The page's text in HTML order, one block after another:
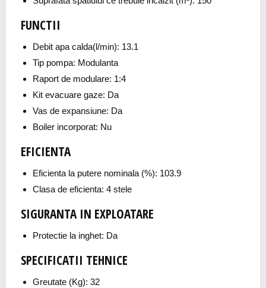
FUNCTII
Debit apa calda(l/min): 13.1
Tip pompa: Modulanta
Raport de modulare: 1:4
Kit evacuare gaze: Da
Vas de expansiune: Da
Boiler incorporat: Nu
EFICIENTA
Eficienta la putere nominala (%): 103.9
Clasa de eficienta: 4 stele
SIGURANTA IN EXPLOATARE
Protectie la inghet: Da
SPECIFICATII TEHNICE
Greutate (Kg): 32